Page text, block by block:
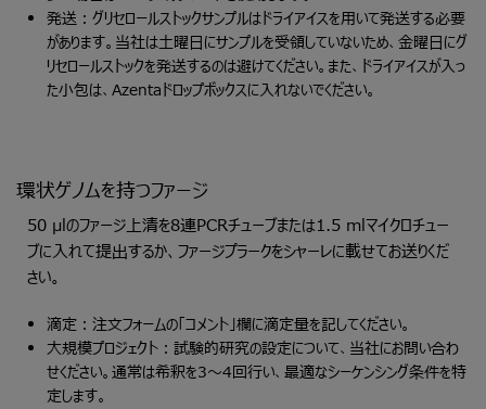
発送：グリセロールストックサンプルはドライアイスを用いて発送する必要
があります。当社は土曜日にサンプルを受領していないため、金曜日にグ
リセロールストックを発送するのは避けてください。また、ドライアイスが入っ
た小包は、Azentaドロップボックスに入れないでください。
環状ゲノムを持つファージ
50 µlのファージ上清を8連PCRチューブまたは1.5 mlマイクロチュー
ブに入れて提出するか、ファージプラークをシャーレに載せてお送りくだ
さい。
滴定：注文フォームの「コメント」欄に滴定量を記してください。
大規模プロジェクト：試験的研究の設定について、当社にお問い合わ
せください。通常は希釈を3～4回行い、最適なシーケンシング条件を特
定します。